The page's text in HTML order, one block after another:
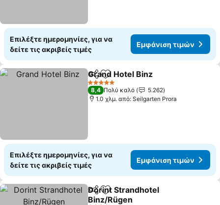
Επιλέξτε ημερομηνίες, για να
δείτε τις ακριβείς τιμές
Εμφάνιση τιμών
Κοινοποίηση
Προσθήκη στα αγαπημένα
Grand Hotel Binz
5 Αστέρια
8,4 Πολύ καλό
5.262
1.0 χλμ. από: Seilgarten Prora
Επιλέξτε ημερομηνίες, για να
δείτε τις ακριβείς τιμές
Εμφάνιση τιμών
Κοινοποίηση
Προσθήκη στα αγαπημένα
Dorint Strandhotel
Binz/Rügen